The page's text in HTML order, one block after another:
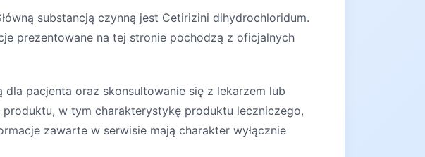
substancją czynną jest Cetirizini dihydrochloridum.
prezentowane na tej stronie pochodzą z oficjalnych
pacjenta oraz skonsultowanie się z lekarzem lub
w tym charakterystykę produktu leczniczego,
zawarte w serwisie mają charakter wyłącznie